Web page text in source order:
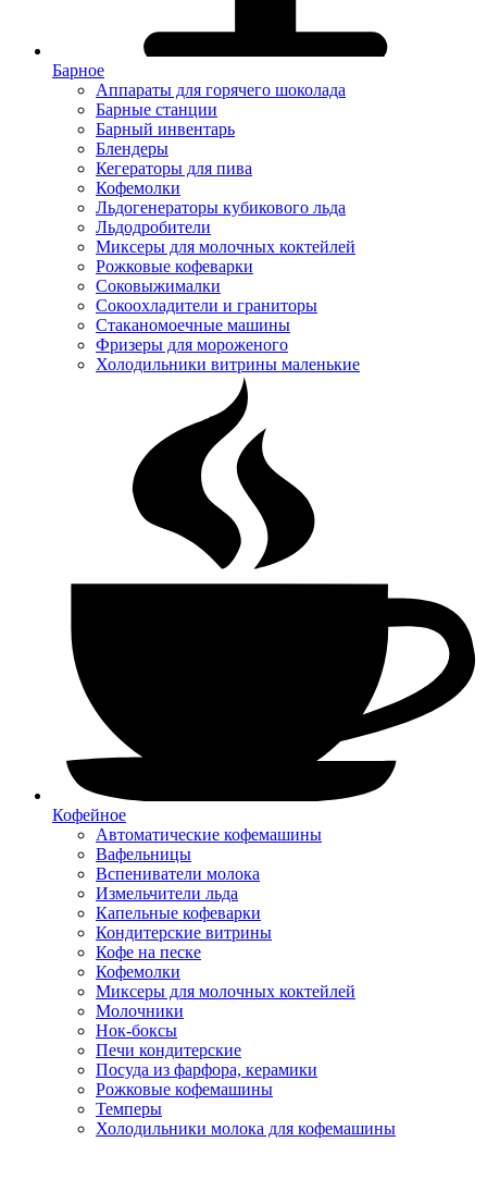
Барное
Аппараты для горячего шоколада
Барные станции
Барный инвентарь
Блендеры
Кегераторы для пива
Кофемолки
Льдогенераторы кубикового льда
Льдодробители
Миксеры для молочных коктейлей
Рожковые кофеварки
Соковыжималки
Сокоохладители и граниторы
Стаканомоечные машины
Фризеры для мороженого
Холодильники витрины маленькие
Кофейное
Автоматические кофемашины
Вафельницы
Вспениватели молока
Измельчители льда
Капельные кофеварки
Кондитерские витрины
Кофе на песке
Кофемолки
Миксеры для молочных коктейлей
Молочники
Нок-боксы
Печи кондитерские
Посуда из фарфора, керамики
Рожковые кофемашины
Темперы
Холодильники молока для кофемашины